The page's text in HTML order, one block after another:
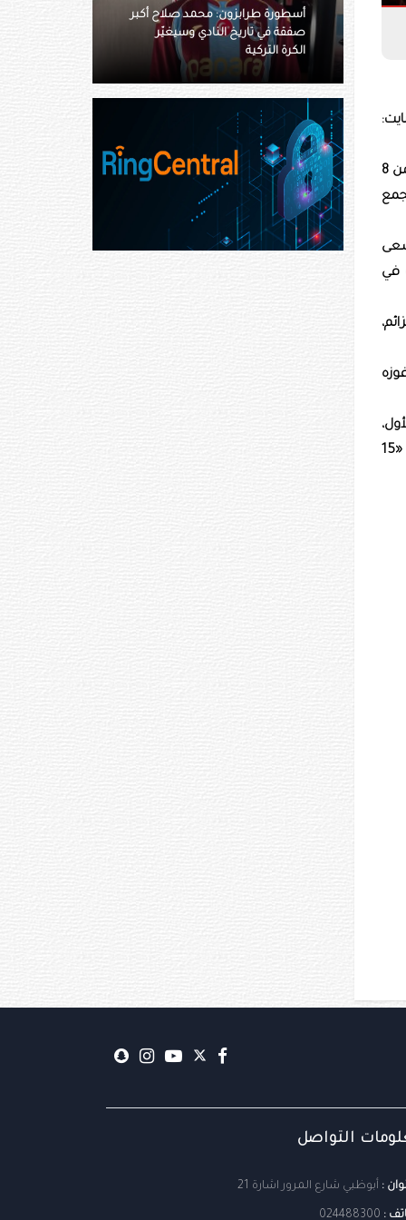
ويشهد الحدث الظهور الأول للمقاتل الروسي غير المهزوم في الوزن الخفيف ماغوميد «تشانكو» زاينوكوف، الذي يمتلك سجلاً من 8
مواجهة تجمع
أو الإخضاع من أصل 10 انتصارات في
الأرجنتيني سانتياغو بونزينيبيو، صاحب السجل البالغ 31 انتصاراً مقابل 9 هزائم،
فوزه
وصاحب السجل «21 انتصاراً، وخسارتان، وتعادل واحد»، مع الأمريكي خليل راونتري جونيور، المصنف الخامس، وصاحب السجل «15
طرابزون: محمد صلاح أكبر
في تاريخ النادي وسيغيّر
لم يفعلها مع كريستيانو رونالدو..
لماذا رضخ فلورنتينو بيريز أمام
فينيسيوس؟
التواصل
: أبوظبي شارع المرور اشارة 21
:
024488300